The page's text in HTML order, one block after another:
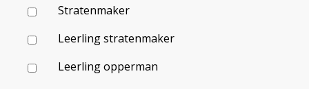
Stratenmaker
Leerling stratenmaker
Leerling opperman